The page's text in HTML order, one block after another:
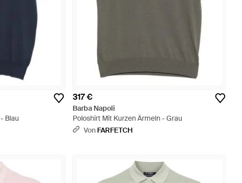
Blau
317 €
Barba Napoli
Poloshirt Mit Kurzen Ärmeln - Grau
Von FARFETCH